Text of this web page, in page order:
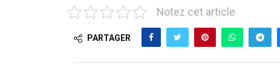
Notez cet article
PARTAGER